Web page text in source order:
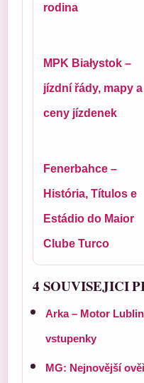
rodina
MPK Białystok –
jízdní řády, mapy a
ceny jízdenek
Fenerbahce –
História, Títulos e
Estádio do Maior
Clube Turco
4 SOUVISEJICI
Arka – Motor
vstupenky
MG: Nejnovější